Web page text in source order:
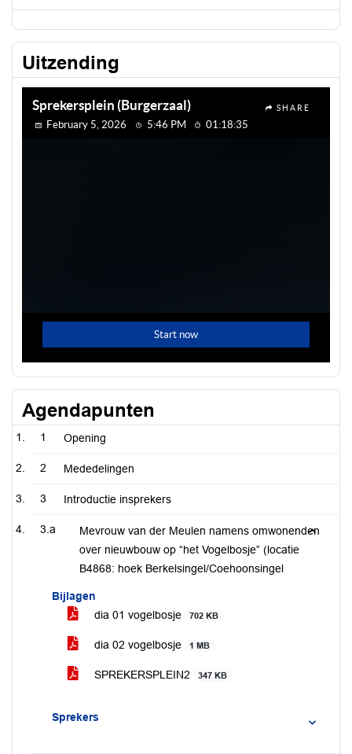
Uitzending
Agendapunten
1 Opening
2 Mededelingen
3 Introductie insprekers
3.a
Mevrouw van der Meulen namens omwonenden
over nieuwbouw op “het Vogelbosje” (locatie
B4868: hoek Berkelsingel/Coehoonsingel
Bijlagen
dia 01 vogelbosje
702 KB
dia 02 vogelbosje 1 MB
SPREKERSPLEIN2 347 KB
Sprekers